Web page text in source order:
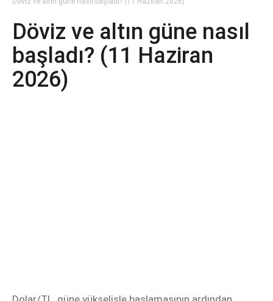
Döviz ve altın güne nasıl
başladı? (11 Haziran
2026)